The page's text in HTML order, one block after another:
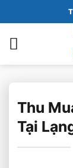
qua
nội
Thu
Tại